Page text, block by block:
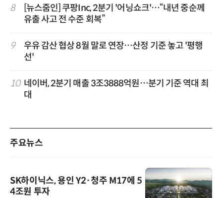
8
[뉴스줌인] 쿠팡Inc, 2분기 '어닝쇼크'…“내년 중순께
유출 사고 전 수준 회복”
9
우유 감산 협상 8월 말로 연장…산정 기준 놓고 '평행
선'
10 네이버, 2분기 매출 3조3888억원…분기 기준 역대 최
대
주요뉴스
SK하이닉스, 용인 Y2·청주 M17에 5
4조원 투자